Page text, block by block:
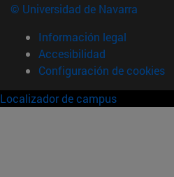
© Universidad de Navarra
Información legal
Accesibilidad
Configuración de cookies
Localizador de campus